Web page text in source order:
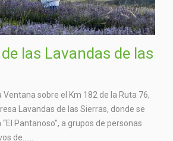
las Lavandas de las
Ventana sobre el Km 182 de la Ruta 76,
Lavandas de las Sierras, donde se
Pantanoso”, a grupos de personas
de…...